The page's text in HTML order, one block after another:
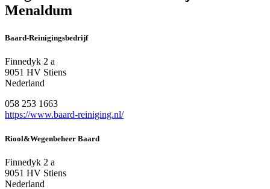
Menaldum
Baard-Reinigingsbedrijf
Finnedyk 2 a
9051 HV Stiens
Nederland
058 253 1663
https://www.baard-reiniging.nl/
Riool&Wegenbeheer Baard
Finnedyk 2 a
9051 HV Stiens
Nederland